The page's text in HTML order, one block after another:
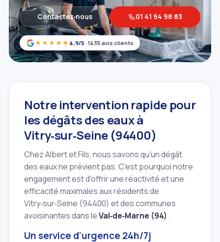
★★★★★ 4,9/5 · 1435 avis clients
Contactez‑nous 01 41 94 98 83
Notre intervention rapide pour
les dégâts des eaux à
Vitry‑sur‑Seine (94400)
Chez Albert et Fils, nous savons qu'un dégât
des eaux ne prévient pas. C'est pourquoi notre
engagement est d'offrir une réactivité et une
efficacité maximales aux résidents de
Vitry‑sur‑Seine (94400) et des communes
avoisinantes dans leVal‑de‑Marne (94).
Un service d'urgence 24h/7j